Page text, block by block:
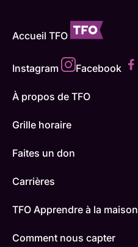
Accueil TFO
Instagram Facebook
À propos de TFO
Grille horaire
Faites un don
Carrières
TFO Apprendre à la maison
Comment nous capter